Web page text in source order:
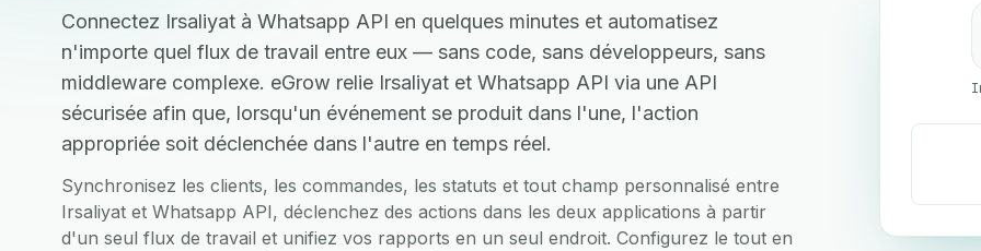
Connectez Irsaliyat à Whatsapp API en quelques minutes et automatisez
n'importe quel flux de travail entre eux — sans code, sans développeurs, sans
middleware complexe. eGrow relie Irsaliyat et Whatsapp API via une API
sécurisée afin que, lorsqu'un événement se produit dans l'une, l'action
appropriée soit déclenchée dans l'autre en temps réel.
Synchronisez les clients, les commandes, les statuts et tout champ personnalisé entre
Irsaliyat et Whatsapp API, déclenchez des actions dans les deux applications à partir
d'un seul flux de travail et unifiez vos rapports en un seul endroit. Configurez le tout en